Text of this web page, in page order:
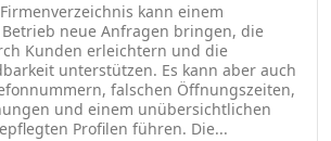
kann einem
neue Anfragen bringen, die
Kunden erleichtern und die
unterstützen. Es kann aber auch
falschen Öffnungszeiten,
und einem unübersichtlichen
Profilen führen. Die...